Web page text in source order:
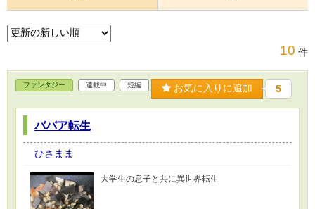
10 件
ファンタジー 連載中 短編 お気に入りに追加 5
ババア転生
ひさまま
大学生の息子と共に異世界転生